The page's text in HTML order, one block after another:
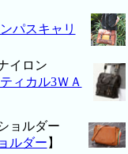
パスキャリ
イロン
ィカル3ＷＡ
ョルダー
ルダー 】